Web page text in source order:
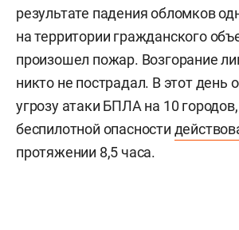
результате падения обломков
на территории гражданского
произошел пожар. Возгорание
никто не пострадал. В этот день
угрозу атаки БПЛА на 10
беспилотной опасности
протяжении 8,5 часа.